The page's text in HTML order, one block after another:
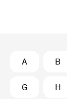
A B
G H